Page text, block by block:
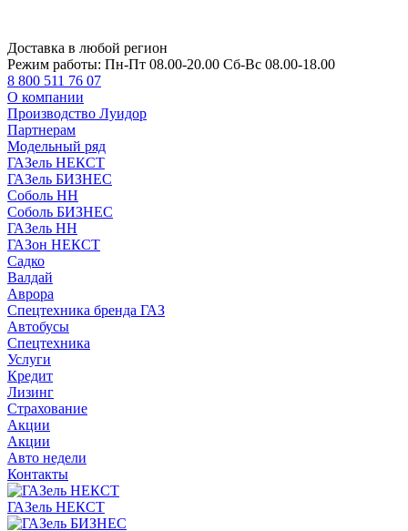
Доставка в любой регион
Режим работы: Пн-Пт 08.00-20.00 Сб-Вс 08.00-18.00
8 800 511 76 07
О компании
Производство Луидор
Партнерам
Модельный ряд
ГАЗель НЕКСТ
ГАЗель БИЗНЕС
Соболь НН
Соболь БИЗНЕС
ГАЗель НН
ГАЗон НЕКСТ
Садко
Валдай
Аврора
Спецтехника бренда ГАЗ
Автобусы
Спецтехника
Услуги
Кредит
Лизинг
Страхование
Акции
Акции
Авто недели
Контакты
ГАЗель НЕКСТ